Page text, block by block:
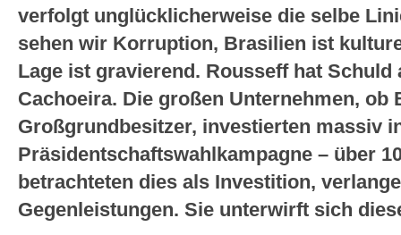
verfolgt unglücklicherweise die selbe
sehen wir Korruption, Brasilien ist
Lage ist gravierend. Rousseff hat Schuld
Cachoeira. Die großen Unternehmen, ob
Großgrundbesitzer, investierten massiv
Präsidentschaftswahlkampagne – über
betrachteten dies als Investition,
Gegenleistungen. Sie unterwirft sich